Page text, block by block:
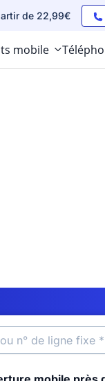
de 22,99€
mobile